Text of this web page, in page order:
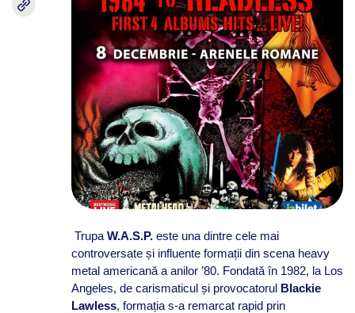
Trupa W.A.S.P.este una dintre cele mai
controversate și influente formații din scena heavy
metal americană a anilor ’80. Fondată în 1982, la Los
Angeles, de carismaticul și provocatorul Blackie
Lawless, formația s-a remarcat rapid prin